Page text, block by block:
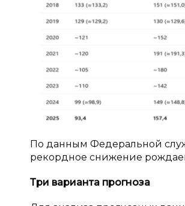
По данным Федеральной
рекордное снижение
Три варианта прогноза